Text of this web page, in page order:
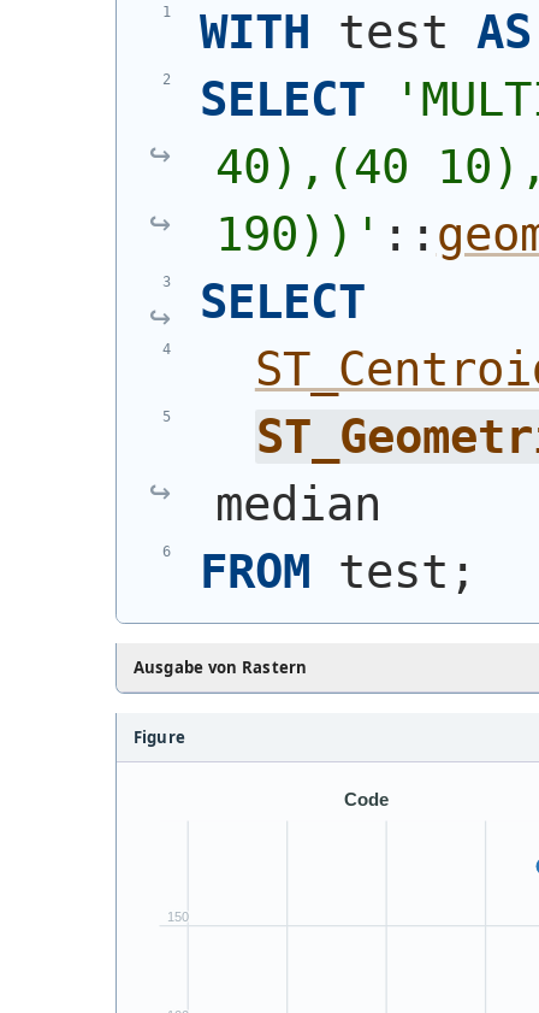
WITH test AS
SELECT
'
40),(40
190)) ' ::
SELECT
median
FROM test;
Ausgabe von Rastern
Figure